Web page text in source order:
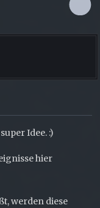
Idee. :)
hier
werden diese